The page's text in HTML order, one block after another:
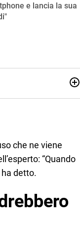
e lancia la sua
evadere e viaggiare con
che ne viene
“Quando
ha detto.